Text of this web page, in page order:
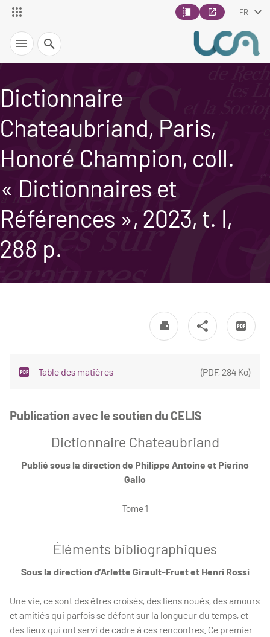
FR
Recherche
Dictionnaire
Chateaubriand, Paris,
Honoré Champion, coll.
« Dictionnaires et
Références », 2023, t. I,
288 p.
Table des matières (PDF,284 Ko)
Publication avec le soutien du CELIS
Dictionnaire Chateaubriand
Publié sous la direction de Philippe Antoine et Pierino
Gallo
Tome 1
Éléments bibliographiques
Sous la direction d’Arlette Girault-Fruet et Henri Rossi
Une vie, ce sont des êtres croisés, des liens noués, des amours
et amitiés qui parfois se défont sur la longueur du temps, et
des lieux qui ont servi de cadre à ces rencontres. Ce premier